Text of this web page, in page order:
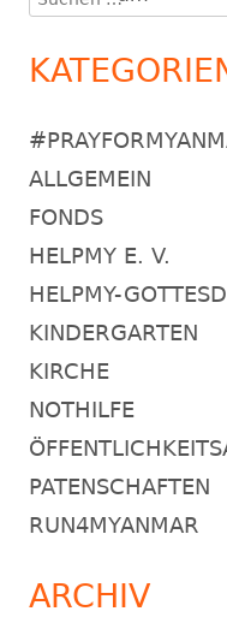
nach:
ALLGEMEIN
FONDS
HELPMY E. V.
HELPMY-
KINDERGARTEN
KIRCHE
NOTHILFE
PATENSCHAFTEN
RUN4MYANMAR
ARCHIV